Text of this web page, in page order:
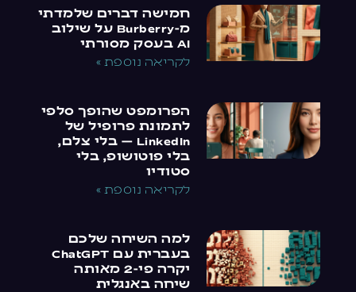
חמישה דברים שלמדתי
מ-Burberry על שילוב
AI בעסק מסורתי
לקריאה נוספת »
הפרומפט שהופך סלפי
לתמונת פרופיל של
LinkedIn — בלי צלם,
בלי פוטושופ, בלי
סטודיו
לקריאה נוספת »
למה השיחה שלכם
בעברית עם ChatGPT
יקרה פי-2 מאותה
שיחה באנגלית